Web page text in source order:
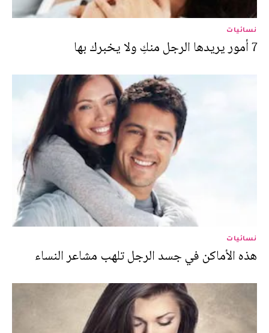
نسائيات
7 أمور يريدها الرجل منكِ ولا يخبرك بها
نسائيات
هذه الأماكن في جسد الرجل تلهب مشاعر النساء